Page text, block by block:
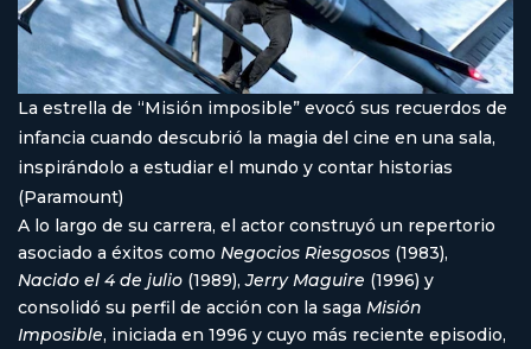
La estrella de “Misión imposible” evocó sus recuerdos de
infancia cuando descubrió la magia del cine en una sala,
inspirándolo a estudiar el mundo y contar historias
(Paramount)
A lo largo de su carrera, el actor construyó un repertorio
asociado a éxitos como Negocios Riesgosos (1983),
Nacido el 4 de julio (1989),Jerry Maguire (1996) y
consolidó su perfil de acción con la saga Misión
Imposible, iniciada en 1996 y cuyo más reciente episodio,